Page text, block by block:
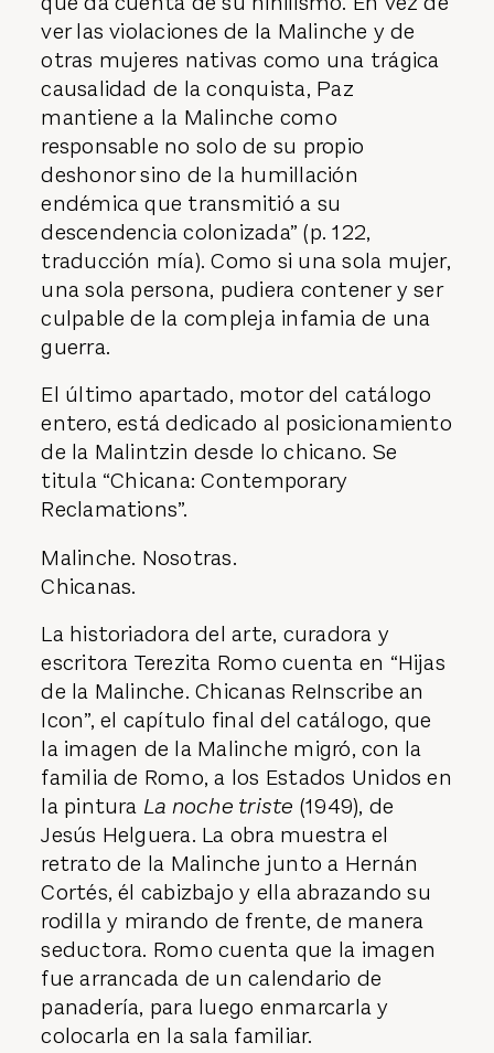
ver las violaciones de la Malinche y de
otras mujeres nativas como una trágica
causalidad de la conquista, Paz
mantiene a la Malinche como
responsable no solo de su propio
deshonor sino de la humillación
endémica que transmitió a su
descendencia colonizada” (p. 122,
traducción mía). Como si una sola mujer,
una sola persona, pudiera contener y ser
culpable de la compleja infamia de una
guerra.
El último apartado, motor del catálogo
entero, está dedicado al posicionamiento
de la Malintzin desde lo chicano. Se
titula “Chicana: Contemporary
Reclamations”.
Malinche. Nosotras.
Chicanas.
La historiadora del arte, curadora y
escritora Terezita Romo cuenta en “Hijas
de la Malinche. Chicanas ReInscribe an
Icon”, el capítulo final del catálogo, que
la imagen de la Malinche migró, con la
familia de Romo, a los Estados Unidos en
la pintura La noche triste (1949), de
Jesús Helguera. La obra muestra el
retrato de la Malinche junto a Hernán
Cortés, él cabizbajo y ella abrazando su
rodilla y mirando de frente, de manera
seductora. Romo cuenta que la imagen
fue arrancada de un calendario de
panadería, para luego enmarcarla y
colocarla en la sala familiar.